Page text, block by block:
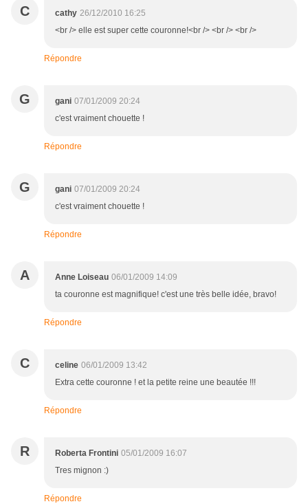
C cathy 26/12/2010 16:25
<br /> elle est super cette couronne!<br /> <br /> <br />
Répondre
G gani 07/01/2009 20:24
c'est vraiment chouette !
Répondre
G gani 07/01/2009 20:24
c'est vraiment chouette !
Répondre
A Anne Loiseau 06/01/2009 14:09
ta couronne est magnifique! c'est une très belle idée, bravo!
Répondre
C celine 06/01/2009 13:42
Extra cette couronne ! et la petite reine une beautée !!!
Répondre
R Roberta Frontini 05/01/2009 16:07
Tres mignon :)
Répondre